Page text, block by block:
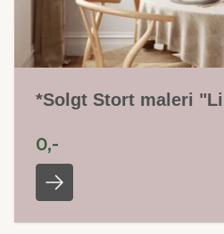
*Solgt Stort maleri
0,-